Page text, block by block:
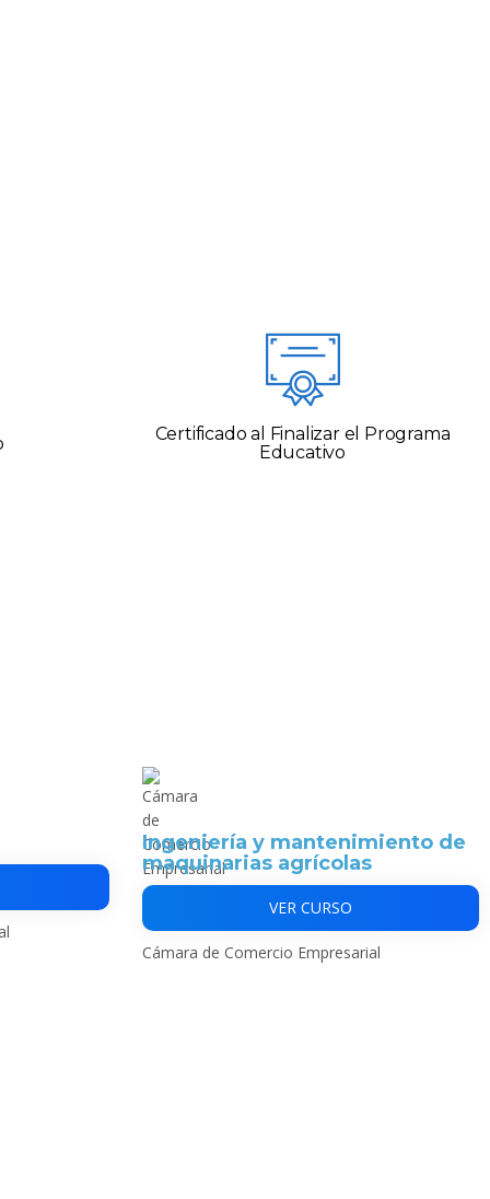
Certificado al Finalizar el Programa
Educativo
Ingeniería y mantenimiento de
maquinarias agrícolas
VER CURSO
Cámara de Comercio Empresarial